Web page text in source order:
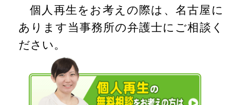
個人再生をお考えの際は、名古屋に
あります当事務所の弁護士にご相談く
ださい。